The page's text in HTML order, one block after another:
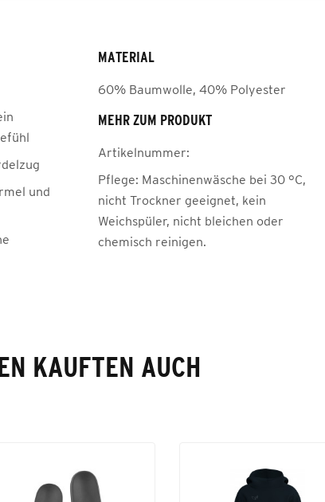
und
MATERIAL
60% Baumwolle, 40% Polyester
MEHR ZUM PRODUKT
Artikelnummer:
Pflege: Maschinenwäsche bei 30 °C,
nicht Trockner geeignet, kein
Weichspüler, nicht bleichen oder
chemisch reinigen.
KAUFTEN AUCH